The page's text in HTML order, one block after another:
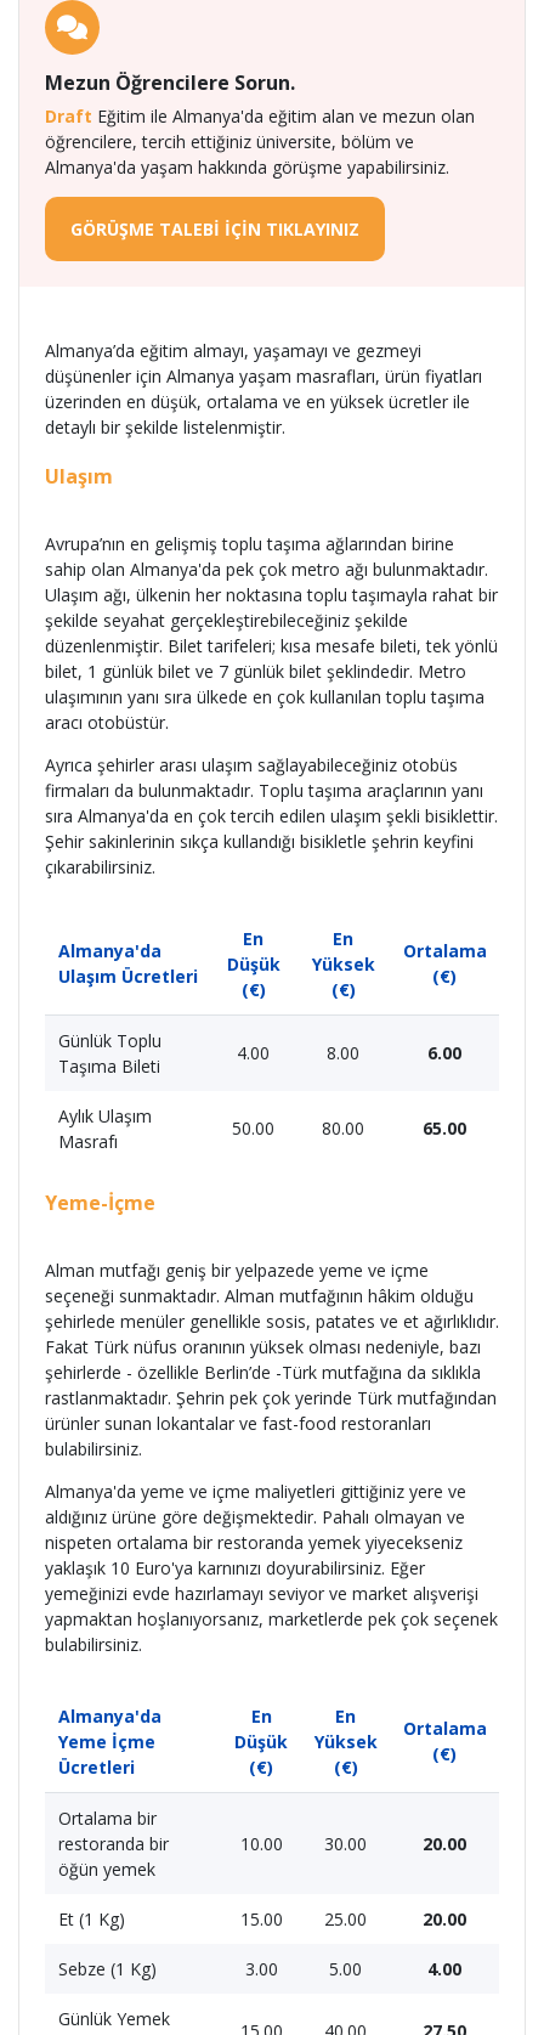
Mezun Öğrencilere Sorun.
Draft Eğitim ile Almanya'da eğitim alan ve mezun olan
öğrencilere, tercih ettiğiniz üniversite, bölüm ve
Almanya'da yaşam hakkında görüşme yapabilirsiniz.
GÖRÜŞME TALEBİ İÇİN TIKLAYINIZ
Almanya’da eğitim almayı, yaşamayı ve gezmeyi
düşünenler için Almanya yaşam masrafları, ürün fiyatları
üzerinden en düşük, ortalama ve en yüksek ücretler ile
detaylı bir şekilde listelenmiştir.
Ulaşım
Avrupa’nın en gelişmiş toplu taşıma ağlarından birine
sahip olan Almanya'da pek çok metro ağı bulunmaktadır.
Ulaşım ağı, ülkenin her noktasına toplu taşımayla rahat bir
şekilde seyahat gerçekleştirebileceğiniz şekilde
düzenlenmiştir. Bilet tarifeleri; kısa mesafe bileti, tek yönlü
bilet, 1 günlük bilet ve 7 günlük bilet şeklindedir. Metro
ulaşımının yanı sıra ülkede en çok kullanılan toplu taşıma
aracı otobüstür.
Ayrıca şehirler arası ulaşım sağlayabileceğiniz otobüs
firmaları da bulunmaktadır. Toplu taşıma araçlarının yanı
sıra Almanya'da en çok tercih edilen ulaşım şekli bisiklettir.
Şehir sakinlerinin sıkça kullandığı bisikletle şehrin keyfini
çıkarabilirsiniz.
Almanya'da
Ulaşım Ücretleri
En
Düşük
(€)
En
Yüksek
(€)
Ortalama
(€)
Günlük Toplu
Taşıma Bileti
4.00 8.00 6.00
Aylık Ulaşım
Masrafı
50.00 80.00 65.00
Yeme-İçme
Alman mutfağı geniş bir yelpazede yeme ve içme
seçeneği sunmaktadır. Alman mutfağının hâkim olduğu
şehirlede menüler genellikle sosis, patates ve et ağırlıklıdır.
Fakat Türk nüfus oranının yüksek olması nedeniyle, bazı
şehirlerde - özellikle Berlin’de -Türk mutfağına da sıklıkla
rastlanmaktadır. Şehrin pek çok yerinde Türk mutfağından
ürünler sunan lokantalar ve fast-food restoranları
bulabilirsiniz.
Almanya'da yeme ve içme maliyetleri gittiğiniz yere ve
aldığınız ürüne göre değişmektedir. Pahalı olmayan ve
nispeten ortalama bir restoranda yemek yiyecekseniz
yaklaşık 10 Euro'ya karnınızı doyurabilirsiniz. Eğer
yemeğinizi evde hazırlamayı seviyor ve market alışverişi
yapmaktan hoşlanıyorsanız, marketlerde pek çok seçenek
bulabilirsiniz.
Almanya'da
Yeme İçme
Ücretleri
En
Düşük
(€)
En
Yüksek
(€)
Ortalama
(€)
Ortalama bir
restoranda bir
öğün yemek
10.00 30.00 20.00
Et (1 Kg) 15.00 25.00 20.00
Sebze (1 Kg) 3.00 5.00 4.00
Günlük Yemek